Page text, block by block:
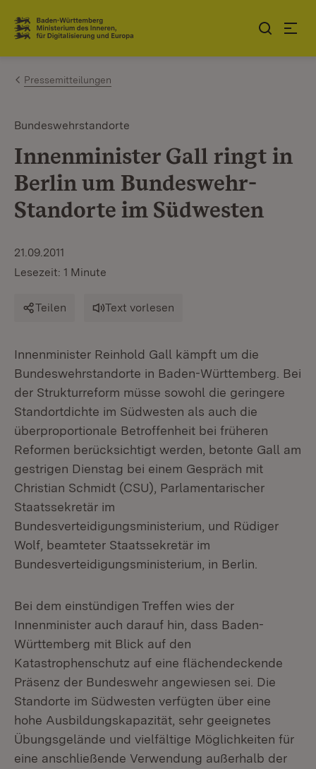
Zum Inhalt springen
Link zur Startseite
Pressemitteilungen
Bundeswehrstandorte
Innenminister Gall ringt in
Berlin um Bundeswehr-
Standorte im Südwesten
21.09.2011
Lesezeit: 1 Minute
Teilen Text vorlesen
Innenminister Reinhold Gall kämpft um die
Bundeswehrstandorte in Baden-Württemberg. Bei
der Strukturreform müsse sowohl die geringere
Standortdichte im Südwesten als auch die
überproportionale Betroffenheit bei früheren
Reformen berücksichtigt werden, betonte Gall am
gestrigen Dienstag bei einem Gespräch mit
Christian Schmidt (CSU), Parlamentarischer
Staatssekretär im
Bundesverteidigungsministerium, und Rüdiger
Wolf, beamteter Staatssekretär im
Bundesverteidigungsministerium, in Berlin.
Bei dem einstündigen Treffen wies der
Innenminister auch darauf hin, dass Baden-
Württemberg mit Blick auf den
Katastrophenschutz auf eine flächendeckende
Präsenz der Bundeswehr angewiesen sei. Die
Standorte im Südwesten verfügten über eine
hohe Ausbildungskapazität, sehr geeignetes
Übungsgelände und vielfältige Möglichkeiten für
eine anschließende Verwendung außerhalb der